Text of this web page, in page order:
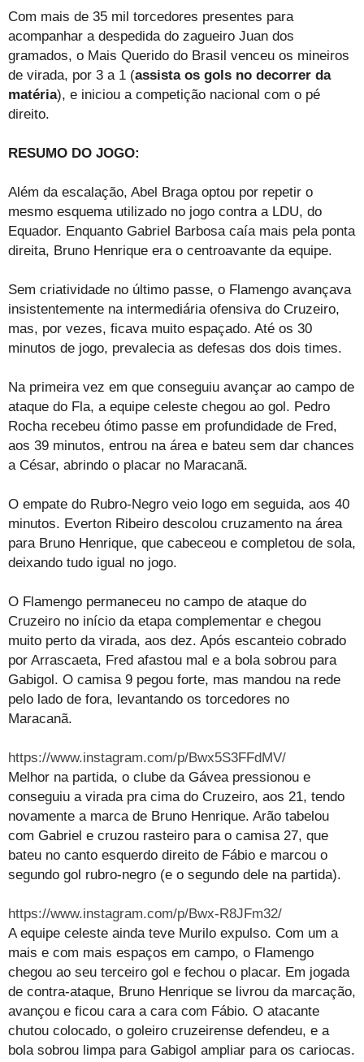
Com mais de 35 mil torcedores presentes para
acompanhar a despedida do zagueiro Juan dos
gramados, o Mais Querido do Brasil venceu os mineiros
de virada, por 3 a 1 (assista os gols no decorrer da
matéria), e iniciou a competição nacional com o pé
direito.
RESUMO DO JOGO:
Além da escalação, Abel Braga optou por repetir o
mesmo esquema utilizado no jogo contra a LDU, do
Equador. Enquanto Gabriel Barbosa caía mais pela ponta
direita, Bruno Henrique era o centroavante da equipe.
Sem criatividade no último passe, o Flamengo avançava
insistentemente na intermediária ofensiva do Cruzeiro,
mas, por vezes, ficava muito espaçado. Até os 30
minutos de jogo, prevalecia as defesas dos dois times.
Na primeira vez em que conseguiu avançar ao campo de
ataque do Fla, a equipe celeste chegou ao gol. Pedro
Rocha recebeu ótimo passe em profundidade de Fred,
aos 39 minutos, entrou na área e bateu sem dar chances
a César, abrindo o placar no Maracanã.
O empate do Rubro-Negro veio logo em seguida, aos 40
minutos. Everton Ribeiro descolou cruzamento na área
para Bruno Henrique, que cabeceou e completou de sola,
deixando tudo igual no jogo.
O Flamengo permaneceu no campo de ataque do
Cruzeiro no início da etapa complementar e chegou
muito perto da virada, aos dez. Após escanteio cobrado
por Arrascaeta, Fred afastou mal e a bola sobrou para
Gabigol. O camisa 9 pegou forte, mas mandou na rede
pelo lado de fora, levantando os torcedores no
Maracanã.
https://www.instagram.com/p/Bwx5S3FFdMV/
Melhor na partida, o clube da Gávea pressionou e
conseguiu a virada pra cima do Cruzeiro, aos 21, tendo
novamente a marca de Bruno Henrique. Arão tabelou
com Gabriel e cruzou rasteiro para o camisa 27, que
bateu no canto esquerdo direito de Fábio e marcou o
segundo gol rubro-negro (e o segundo dele na partida).
https://www.instagram.com/p/Bwx-R8JFm32/
A equipe celeste ainda teve Murilo expulso. Com um a
mais e com mais espaços em campo, o Flamengo
chegou ao seu terceiro gol e fechou o placar. Em jogada
de contra-ataque, Bruno Henrique se livrou da marcação,
avançou e ficou cara a cara com Fábio. O atacante
chutou colocado, o goleiro cruzeirense defendeu, e a
bola sobrou limpa para Gabigol ampliar para os cariocas.